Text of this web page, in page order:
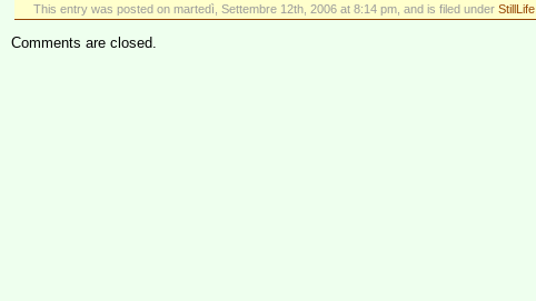
This entry was posted on martedì, Settembre 12th, 2006 at 8:14 pm, and is filed under StillLife,
Comments are closed.